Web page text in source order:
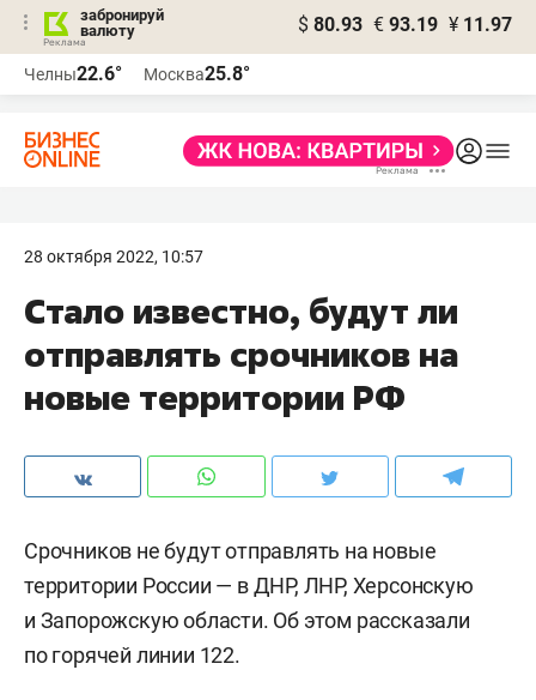
забронируй
валюту
$ 80.93 € 93.19 ¥ 11.97
Челны22.6° Москва25.8°
28 октября 2022, 10:57
Стало известно, будут ли
отправлять срочников на
новые территории РФ
Срочников не будут отправлять на новые
территории России — в ДНР, ЛНР, Херсонскую
и Запорожскую области. Об этом рассказали
по горячей линии 122.